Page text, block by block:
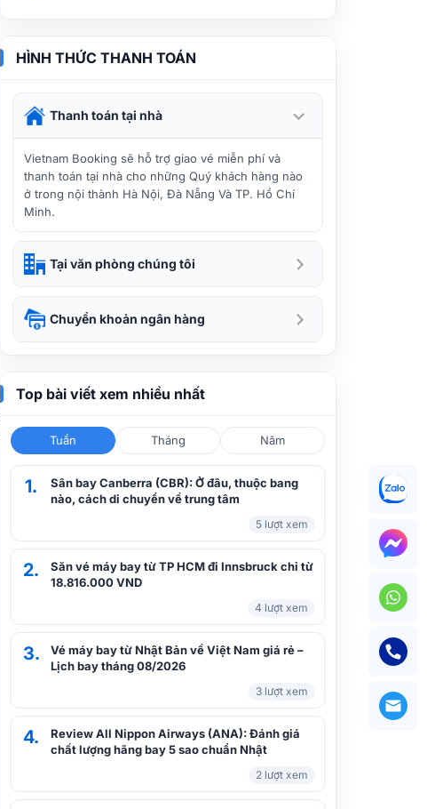
HÌNH THỨC THANH TOÁN
Thanh toán tại nhà
Vietnam Booking sẽ hỗ trợ giao vé miễn phí và
thanh toán tại nhà cho những Quý khách hàng nào
ở trong nội thành Hà Nội, Đà Nẵng Và TP. Hồ Chí
Minh.
Tại văn phòng chúng tôi
Chuyển khoản ngân hàng
Top bài viết xem nhiều nhất
Tuần Tháng Năm
1.
Sân bay Canberra (CBR): Ở đâu, thuộc bang
nào, cách di chuyển về trung tâm
5 lượt xem
2.
Săn vé máy bay từ TP HCM đi Innsbruck chỉ từ
18.816.000 VND
4 lượt xem
3.
Vé máy bay từ Nhật Bản về Việt Nam giá rẻ –
Lịch bay tháng 08/2026
3 lượt xem
4.
Review All Nippon Airways (ANA): Đánh giá
chất lượng hãng bay 5 sao chuẩn Nhật
2 lượt xem